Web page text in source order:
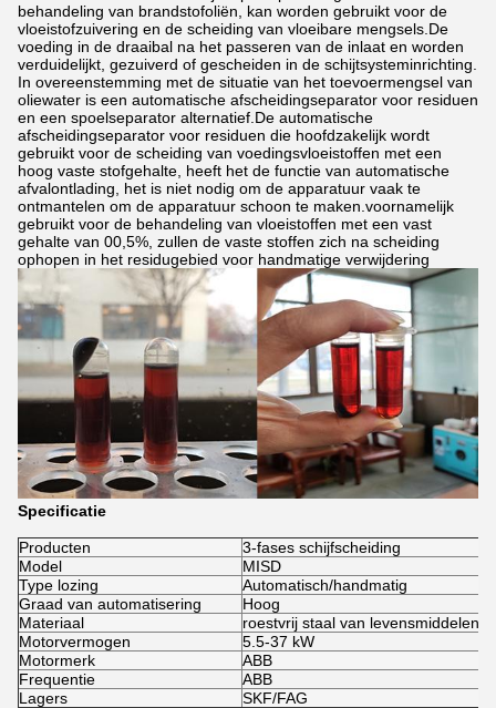
behandeling van brandstofoliën, kan worden gebruikt voor de
vloeistofzuivering en de scheiding van vloeibare mengsels.De
voeding in de draaibal na het passeren van de inlaat en worden
verduidelijkt, gezuiverd of gescheiden in de schijtsysteminrichting.
In overeenstemming met de situatie van het toevoermengsel van
oliewater is een automatische afscheidingseparator voor residuen
en een spoelseparator alternatief.De automatische
afscheidingseparator voor residuen die hoofdzakelijk wordt
gebruikt voor de scheiding van voedingsvloeistoffen met een
hoog vaste stofgehalte, heeft het de functie van automatische
afvalontlading, het is niet nodig om de apparatuur vaak te
ontmantelen om de apparatuur schoon te maken.voornamelijk
gebruikt voor de behandeling van vloeistoffen met een vast
gehalte van 00,5%, zullen de vaste stoffen zich na scheiding
ophopen in het residugebied voor handmatige verwijdering
Specificatie
Producten
3-fases schijfscheiding
Model
MISD
Type lozing
Automatisch/handmatig
Graad van automatisering
Hoog
Materiaal
roestvrij staal van
Motorvermogen
5.5-37 kW
Motormerk
ABB
Frequentie
ABB
Lagers
SKF/FAG